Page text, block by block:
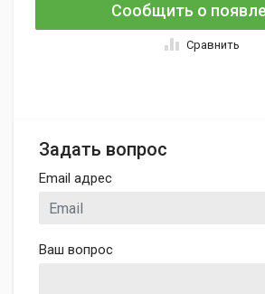
Сообщить о
Сравнить
Задать вопрос
Email адрес
Ваш вопрос